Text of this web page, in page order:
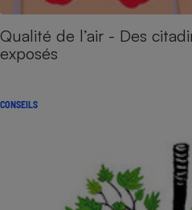
Qualité de l’air - Des
exposés
CONSEILS